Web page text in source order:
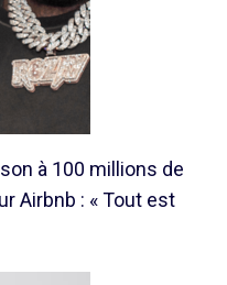
à 100 millions de
Airbnb : « Tout est